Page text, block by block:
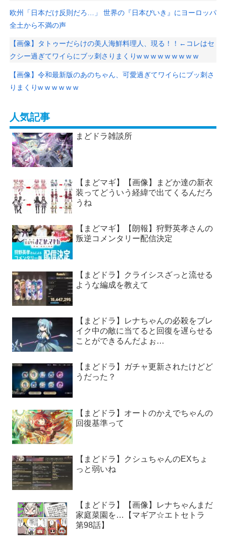
欧州「日本だけ反則だろ…」 世界の『日本びいき』にヨーロッパ
全土から不満の声
【画像】タトゥーだらけの美人海鮮料理人、現る！！←コレはセ
クシー過ぎてワイらにブッ刺さりまくりw w w w w w w w w
【画像】令和最新版のあのちゃん、可愛過ぎてワイらにブッ刺さ
りまくりw w w w w w
人気記事
まどドラ雑談所
【まどマギ】【画像】まどか達の新衣
装ってどういう経緯で出てくるんだろ
うね
【まどマギ】【朗報】狩野英孝さんの
叛逆コメンタリー配信決定
【まどドラ】クライシスざっと流せる
ような編成を教えて
【まどドラ】レナちゃんの必殺をブレ
イク中の敵に当てると回復を遅らせる
ことができるんだよぉ…
【まどドラ】ガチャ更新されたけどど
うだった？
【まどドラ】オートのかえでちゃんの
回復基準って
【まどドラ】クシュちゃんのEXちょ
っと弱いね
【まどドラ】【画像】レナちゃんまだ
家庭菜園を…【マギア☆エトセトラ
第98話】